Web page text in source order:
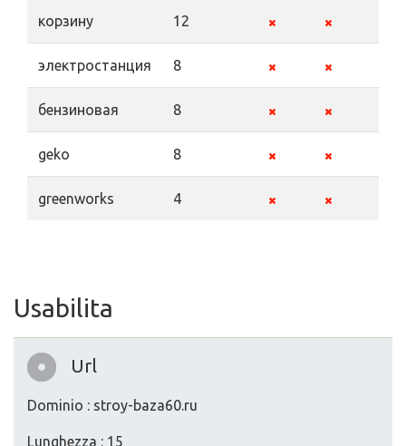
корзину 12
электростанция 8
бензиновая 8
geko 8
greenworks 4
Usabilita
Url
Dominio : stroy-baza60.ru
Lunghezza : 15